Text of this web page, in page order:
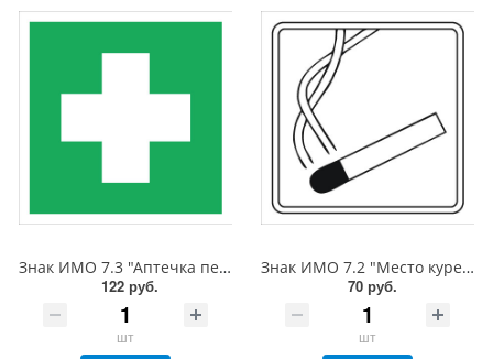
Знак ИМО 7.3 "Аптечка первой медицинской помощи", 200x200 мм, фотолюм, пленка
122 руб.
шт
Знак ИМО 7.2 "Место курения", 150x150 мм, фотолюм, пленка
70 руб.
шт